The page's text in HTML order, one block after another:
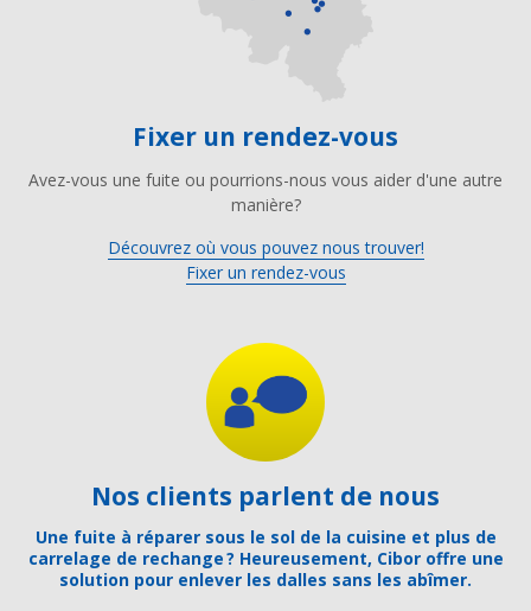
Fixer un rendez-vous
Avez-vous une fuite ou pourrions-nous vous aider d'une autre
manière?
Découvrez où vous pouvez nous trouver!
Fixer un rendez-vous
Nos clients parlent de nous
Une fuite à réparer sous le sol de la cuisine et plus de
carrelage de rechange ? Heureusement, Cibor offre une
solution pour enlever les dalles sans les abîmer.